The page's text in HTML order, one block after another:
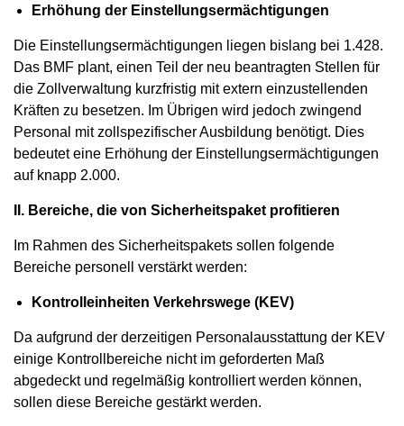
Erhöhung der Einstellungsermächtigungen
Die Einstellungsermächtigungen liegen bislang bei 1.428.
Das BMF plant, einen Teil der neu beantragten Stellen für
die Zollverwaltung kurzfristig mit extern einzustellenden
Kräften zu besetzen. Im Übrigen wird jedoch zwingend
Personal mit zollspezifischer Ausbildung benötigt. Dies
bedeutet eine Erhöhung der Einstellungsermächtigungen
auf knapp 2.000.
II. Bereiche, die von Sicherheitspaket profitieren
Im Rahmen des Sicherheitspakets sollen folgende
Bereiche personell verstärkt werden:
Kontrolleinheiten Verkehrswege (KEV)
Da aufgrund der derzeitigen Personalausstattung der KEV
einige Kontrollbereiche nicht im geforderten Maß
abgedeckt und regelmäßig kontrolliert werden können,
sollen diese Bereiche gestärkt werden.